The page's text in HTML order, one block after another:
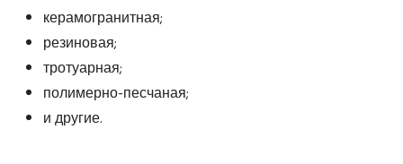
керамогранитная;
резиновая;
тротуарная;
полимерно-песчаная;
и другие.